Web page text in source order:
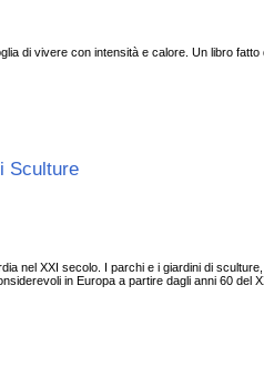
di vivere con intensità e calore. Un libro
Sculture
nel XXI secolo. I parchi e i giardini di
in Europa a partire dagli anni 60 del